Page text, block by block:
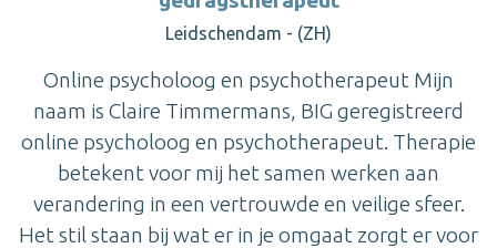
Leidschendam - (ZH)
Online psycholoog en psychotherapeut Mijn
naam is Claire Timmermans, BIG geregistreerd
online psycholoog en psychotherapeut. Therapie
betekent voor mij het samen werken aan
verandering in een vertrouwde en veilige sfeer.
Het stil staan bij wat er in je omgaat zorgt er voor